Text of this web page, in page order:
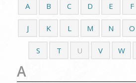
A B C D E F
J K L M N O
S T U V W
A